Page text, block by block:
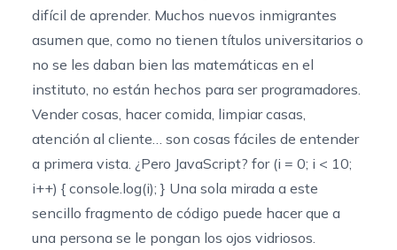
difícil de aprender. Muchos nuevos inmigrantes
asumen que, como no tienen títulos universitarios o
no se les daban bien las matemáticas en el
instituto, no están hechos para ser programadores.
Vender cosas, hacer comida, limpiar casas,
atención al cliente… son cosas fáciles de entender
a primera vista. ¿Pero JavaScript? for (i = 0; i < 10;
i++) { console.log(i); } Una sola mirada a este
sencillo fragmento de código puede hacer que a
una persona se le pongan los ojos vidriosos.